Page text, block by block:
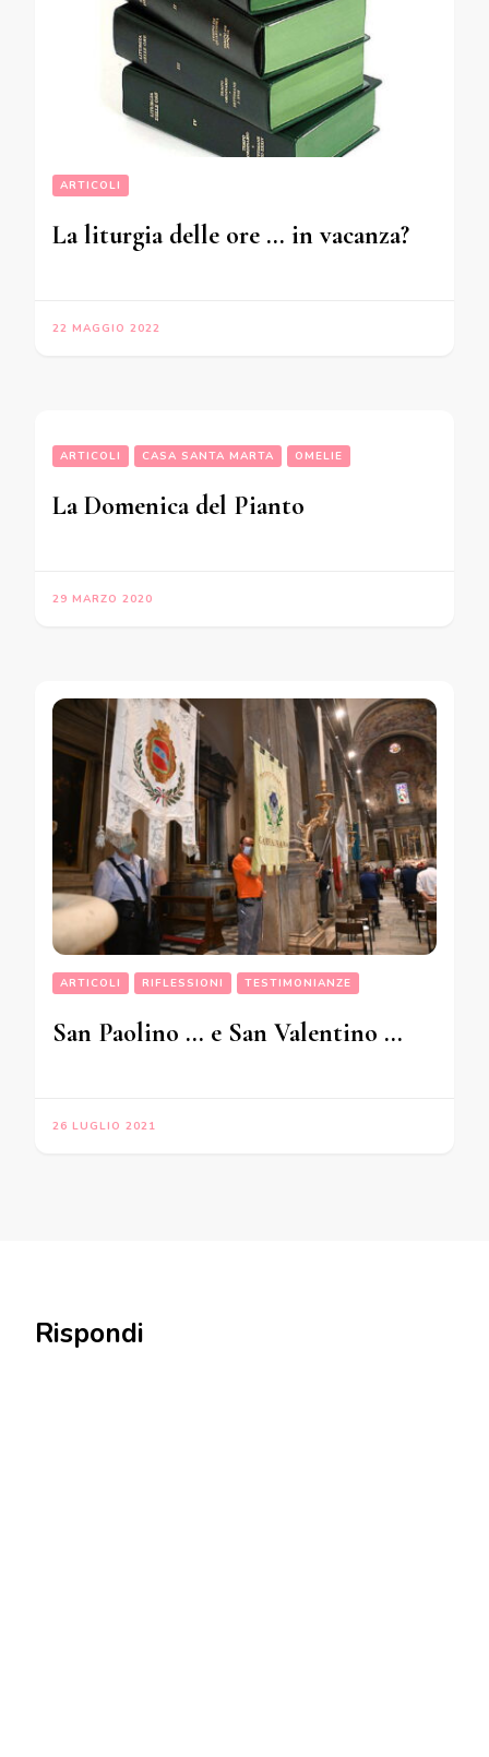
ARTICOLI
La liturgia delle ore … in vacanza?
22 MAGGIO 2022
ARTICOLI CASA SANTA MARTA OMELIE
La Domenica del Pianto
29 MARZO 2020
ARTICOLI RIFLESSIONI TESTIMONIANZE
San Paolino … e San Valentino …
26 LUGLIO 2021
Rispondi